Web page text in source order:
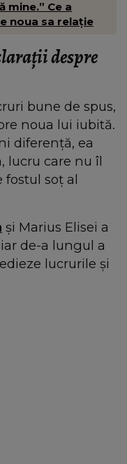
mine.” Ce a
noua sa relație
despre
bune de spus,
noua lui iubită.
diferență, ea
lucru care nu îl
fostul soț al
și Marius Elisei a
de-a lungul a
lucrurile și